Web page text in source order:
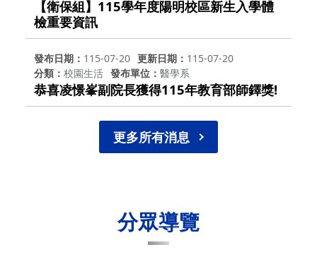
【衛保組】115學年度陽明校區新生入學體
檢重要資訊
發布日期 115-07-20 更新日期
115-07-20
分類
校園生活 發布單位 醫學系
恭喜凌憬峯副院長獲得115年教育部師鐸獎!
更多所有消息
分眾導覽